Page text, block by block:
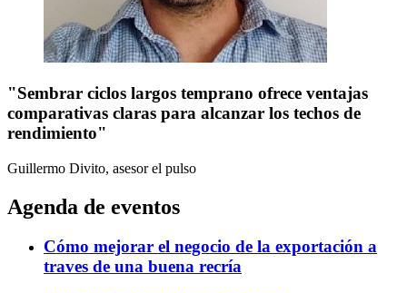
"Sembrar ciclos largos temprano ofrece ventajas
comparativas claras para alcanzar los techos de
rendimiento"
Guillermo Divito, asesor el pulso
Agenda de eventos
Cómo mejorar el negocio de la exportación a
traves de una buena recría